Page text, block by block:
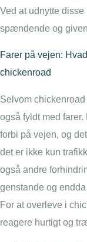
Ved at udnytte
spændende og
Farer på vejen:
chickenroad
Selvom
også fyldt med
forbi på vejen, og
det er ikke kun
også andre
genstande og
For at overleve i
reagere hurtigt og